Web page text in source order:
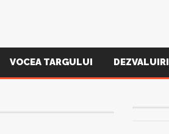
VOCEA TARGULUI DEZVALUIRI